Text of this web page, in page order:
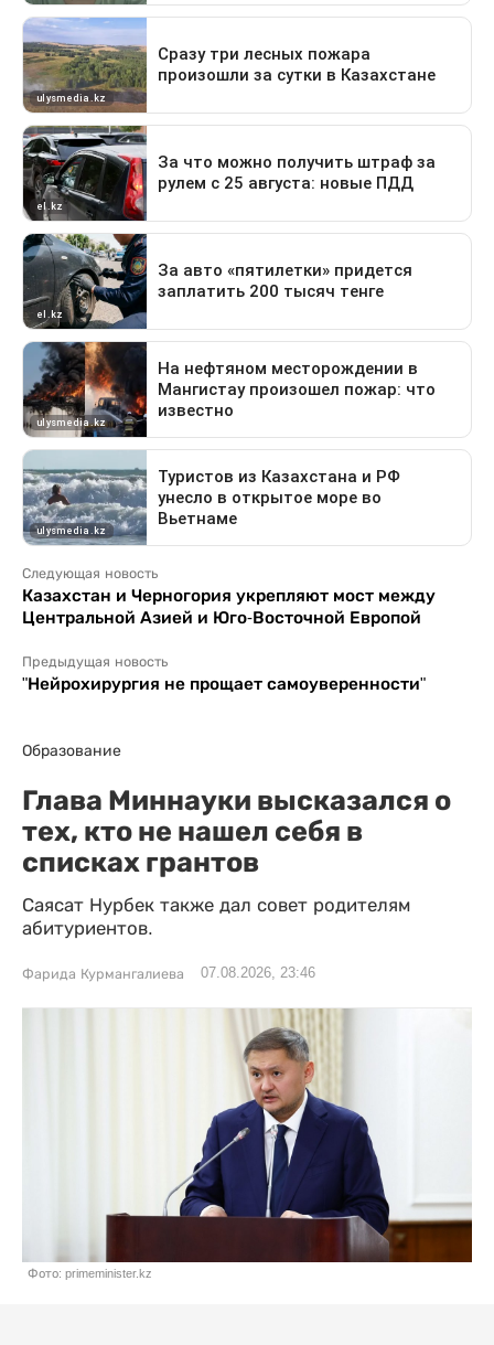
Следующая новость
Казахстан и Черногория укрепляют мост между
Центральной Азией и Юго-Восточной Европой
Предыдущая новость
"Нейрохирургия не прощает самоуверенности"
Образование
Глава Миннауки высказался о
тех, кто не нашел себя в
списках грантов
Саясат Нурбек также дал совет родителям
абитуриентов.
Фарида Курмангалиева 07.08.2026, 23:46
Фото: primeminister.kz